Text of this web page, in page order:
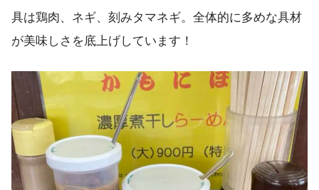
具は鶏肉、ネギ、刻みタマネギ。全体的に多めな具材
が美味しさを底上げしています！